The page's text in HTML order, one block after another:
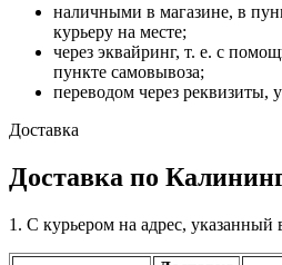
наличными в магазине, в
курьеру на месте;
через эквайринг, т. е. с
пункте самовывоза;
переводом через реквизиты,
Доставка
Доставка по
1. С курьером на адрес, указанный